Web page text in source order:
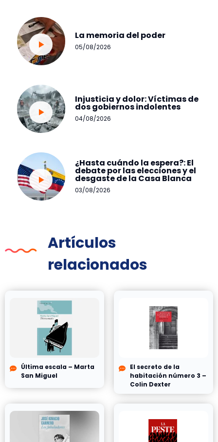
La memoria del poder
05/08/2026
Injusticia y dolor: Víctimas de
dos gobiernos indolentes
04/08/2026
¿Hasta cuándo la espera?: El
debate por las elecciones y el
desgaste de la Casa Blanca
03/08/2026
Artículos
relacionados
Última escala – Marta
San Miguel
El secreto de la
habitación número 3 –
Colin Dexter